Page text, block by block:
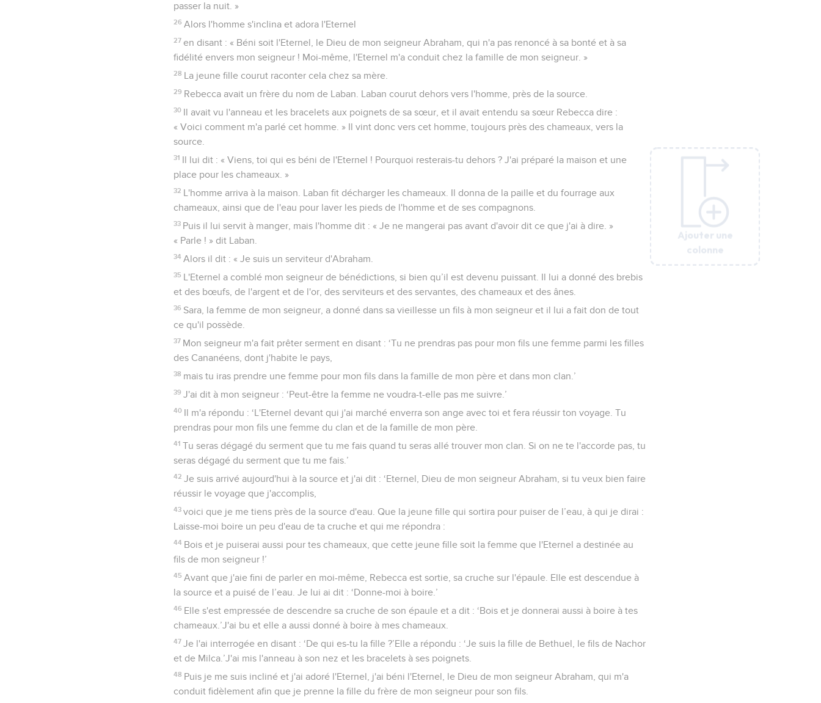
Ajouter une
colonne
passer la nuit. »
26 Alors l'homme s'inclina et adora l'Eternel
27 en disant : « Béni soit l'Eternel, le Dieu de mon seigneur Abraham, qui n'a pas renoncé à sa bonté et à sa
fidélité envers mon seigneur ! Moi-même, l'Eternel m'a conduit chez la famille de mon seigneur. »
28 La jeune fille courut raconter cela chez sa mère.
29 Rebecca avait un frère du nom de Laban. Laban courut dehors vers l'homme, près de la source.
30 Il avait vu l'anneau et les bracelets aux poignets de sa sœur, et il avait entendu sa sœur Rebecca dire :
« Voici comment m'a parlé cet homme. » Il vint donc vers cet homme, toujours près des chameaux, vers la
source.
31 Il lui dit : « Viens, toi qui es béni de l'Eternel ! Pourquoi resterais-tu dehors ? J'ai préparé la maison et une
place pour les chameaux. »
32 L'homme arriva à la maison. Laban fit décharger les chameaux. Il donna de la paille et du fourrage aux
chameaux, ainsi que de l'eau pour laver les pieds de l'homme et de ses compagnons.
33 Puis il lui servit à manger, mais l'homme dit : « Je ne mangerai pas avant d'avoir dit ce que j'ai à dire. »
« Parle ! » dit Laban.
34 Alors il dit : « Je suis un serviteur d'Abraham.
35 L'Eternel a comblé mon seigneur de bénédictions, si bien qu’il est devenu puissant. Il lui a donné des brebis
et des bœufs, de l'argent et de l'or, des serviteurs et des servantes, des chameaux et des ânes.
36 Sara, la femme de mon seigneur, a donné dans sa vieillesse un fils à mon seigneur et il lui a fait don de tout
ce qu'il possède.
37 Mon seigneur m'a fait prêter serment en disant : ‘Tu ne prendras pas pour mon fils une femme parmi les filles
des Cananéens, dont j'habite le pays,
38 mais tu iras prendre une femme pour mon fils dans la famille de mon père et dans mon clan.’
39 J'ai dit à mon seigneur : ‘Peut-être la femme ne voudra-t-elle pas me suivre.’
40 Il m'a répondu : ‘L'Eternel devant qui j'ai marché enverra son ange avec toi et fera réussir ton voyage. Tu
prendras pour mon fils une femme du clan et de la famille de mon père.
41 Tu seras dégagé du serment que tu me fais quand tu seras allé trouver mon clan. Si on ne te l'accorde pas, tu
seras dégagé du serment que tu me fais.’
42 Je suis arrivé aujourd'hui à la source et j'ai dit : ‘Eternel, Dieu de mon seigneur Abraham, si tu veux bien faire
réussir le voyage que j'accomplis,
43 voici que je me tiens près de la source d'eau. Que la jeune fille qui sortira pour puiser de l’eau, à qui je dirai :
Laisse-moi boire un peu d'eau de ta cruche et qui me répondra :
44 Bois et je puiserai aussi pour tes chameaux, que cette jeune fille soit la femme que l'Eternel a destinée au
fils de mon seigneur !’
45 Avant que j'aie fini de parler en moi-même, Rebecca est sortie, sa cruche sur l'épaule. Elle est descendue à
la source et a puisé de l’eau. Je lui ai dit : ‘Donne-moi à boire.’
46 Elle s'est empressée de descendre sa cruche de son épaule et a dit : ‘Bois et je donnerai aussi à boire à tes
chameaux.’J'ai bu et elle a aussi donné à boire à mes chameaux.
47 Je l'ai interrogée en disant : ‘De qui es-tu la fille ?’Elle a répondu : ‘Je suis la fille de Bethuel, le fils de Nachor
et de Milca.’J'ai mis l'anneau à son nez et les bracelets à ses poignets.
48 Puis je me suis incliné et j'ai adoré l'Eternel, j'ai béni l'Eternel, le Dieu de mon seigneur Abraham, qui m'a
conduit fidèlement afin que je prenne la fille du frère de mon seigneur pour son fils.
Ajouter une
colonne
Ajouter une
colonne
Ajouter une
colonne
Ajouter une
colonne
Ajouter une
colonne